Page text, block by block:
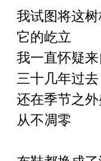
我试图将这
它的屹立
我一直怀疑
三十几年过去
还在季节之
从不凋零